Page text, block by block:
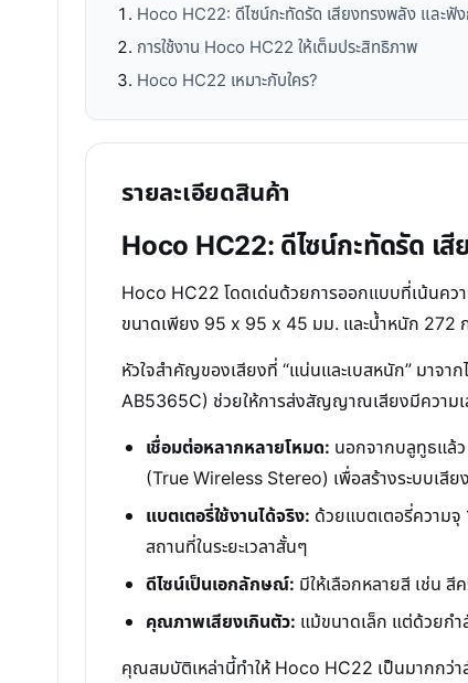
Hoco HC22: ดีไซน์กะทัดรัด เสียงทรงพลัง และฟั
การใช้งาน Hoco HC22 ให้เต็มประสิทธิภาพ
Hoco HC22 เหมาะกับใคร?
รายละเอียดสินค้า
Hoco HC22: ดีไซน์กะทัดรัด เ
Hoco HC22 โดดเด่นด้วยการออกแบบที่เน้นคว
ขนาดเพียง 95 x 95 x 45 มม. และน้ำหนัก 272
หัวใจสำคัญของเสียงที่ “แน่นและเบสหนัก” มาจ
AB5365C) ช่วยให้การส่งสัญญาณเสียงมีความ
เชื่อมต่อหลากหลายโหมด: นอกจากบลูทูธแล้
(True Wireless Stereo) เพื่อสร้างระบบเสีย
แบตเตอรี่ใช้งานได้จริง: ด้วยแบตเตอรี่ความจุ
สถานที่ในระยะเวลาสั้นๆ
ดีไซน์เป็นเอกลักษณ์: มีให้เลือกหลายสี เช่น
คุณภาพเสียงเกินตัว: แม้ขนาดเล็ก แต่ด้วยกำ
คุณสมบัติเหล่านี้ทำให้ Hoco HC22 เป็นมากกว่า